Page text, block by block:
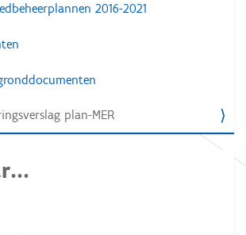
2016-2021
plan-MER